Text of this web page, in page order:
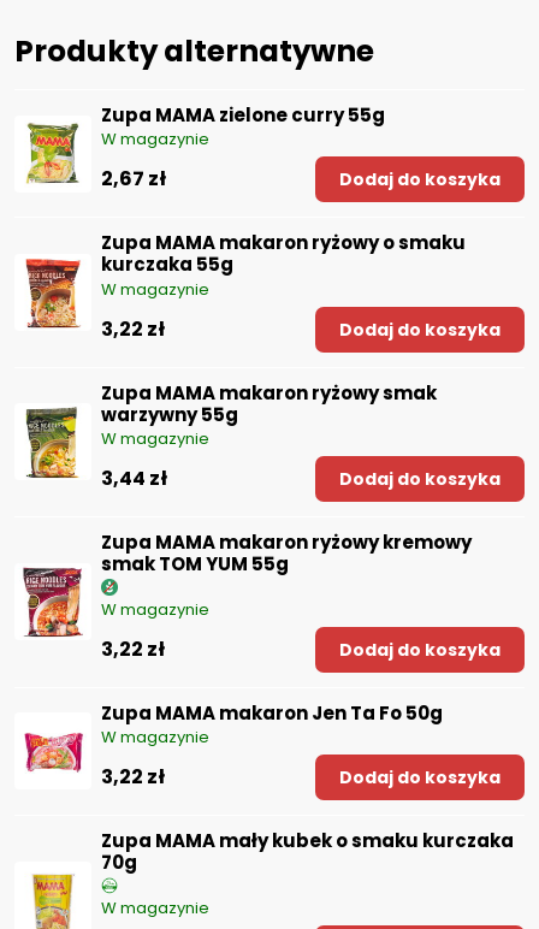
Produkty alternatywne
Zupa MAMA zielone curry 55g
W magazynie
2,67 zł Dodaj do koszyka
Zupa MAMA makaron ryżowy o smaku
kurczaka 55g
W magazynie
3,22 zł Dodaj do koszyka
Zupa MAMA makaron ryżowy smak
warzywny 55g
W magazynie
3,44 zł Dodaj do koszyka
Zupa MAMA makaron ryżowy kremowy
smak TOM YUM 55g
W magazynie
3,22 zł Dodaj do koszyka
Zupa MAMA makaron Jen Ta Fo 50g
W magazynie
3,22 zł Dodaj do koszyka
Zupa MAMA mały kubek o smaku kurczaka
70g
W magazynie